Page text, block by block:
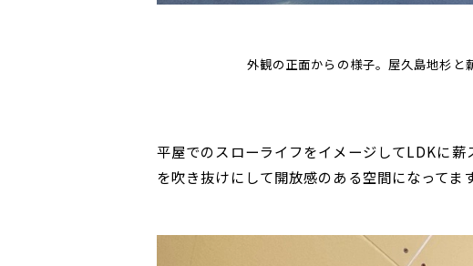
外観の正面からの様子。屋久島地杉と
平屋でのスローライフをイメージしてLDKに
を吹き抜けにして開放感のある空間になってます